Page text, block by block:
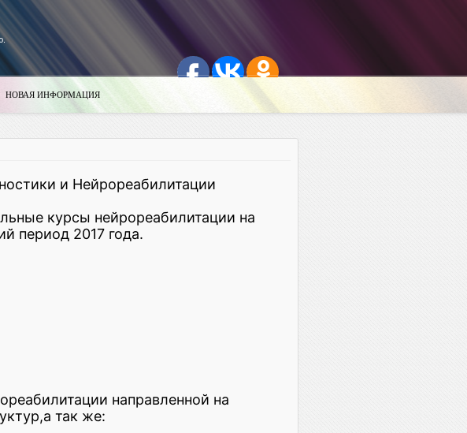
НОВАЯ ИНФОРМАЦИЯ
и Нейрореабилитации
курсы нейрореабилитации на
период 2017 года.
направленной на
так же: